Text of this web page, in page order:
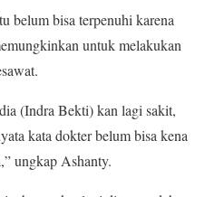
belum bisa terpenuhi karena
untuk melakukan
(Indra Bekti) kan lagi sakit,
kata dokter belum bisa kena
ungkap Ashanty.